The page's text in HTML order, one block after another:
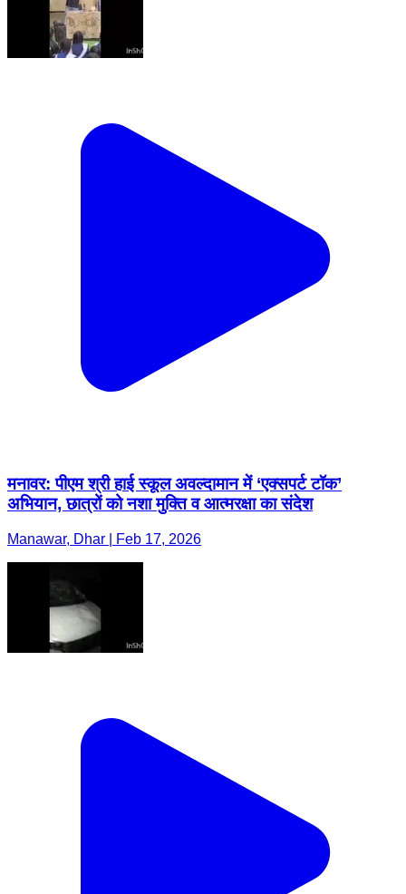
मनावर: पीएम श्री हाई स्कूल अवल्दामान में ‘एक्सपर्ट टॉक’
अभियान, छात्रों को नशा मुक्ति व आत्मरक्षा का संदेश
Manawar, Dhar | Feb 17, 2026